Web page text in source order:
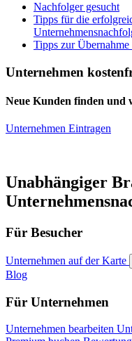
Nachfolger gesucht
Tipps für die
Tipps zur Übernahme
Unternehmen
Neue Kunden finden und
Unternehmen Eintragen
Unabhängiger
Für Besucher
Unternehmen auf der Karte
Blog
Für Unternehmen
Unternehmen bearbeiten